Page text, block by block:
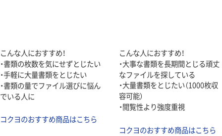
こんな人におすすめ！
・書類の枚数を気にせずとじたい
・手軽に大量書類をとじたい
・書類の量でファイル選びに悩ん
でいる人に
コクヨのおすすめ商品はこちら
こんな人におすすめ！
・大事な書類を長期間とじる頑丈
なファイルを探している
・大量書類をとじたい（1000枚収
容可能）
・閲覧性より強度重視
コクヨのおすすめ商品はこちら